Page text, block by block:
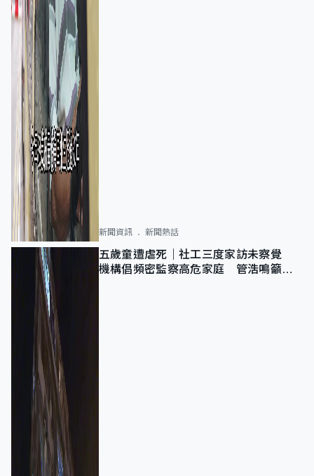
新聞資訊 新聞熱話
五歲童遭虐死｜社工三度家訪未察覺
機構倡頻密監察高危家庭 管浩鳴籲加